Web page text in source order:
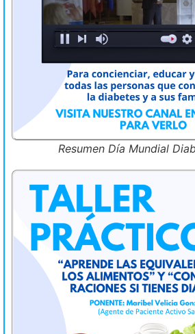
Resumen Día Mundial